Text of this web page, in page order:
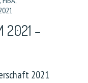
2021 –
2021